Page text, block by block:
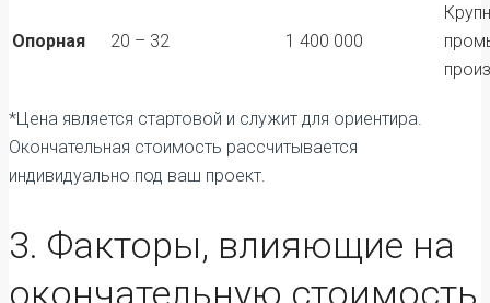
Опорная 20 – 32 1 400 000
*Цена является стартовой и служит для ориентира.
Окончательная стоимость рассчитывается
индивидуально под ваш проект.
3. Факторы, влияющие на
окончательную стоимость